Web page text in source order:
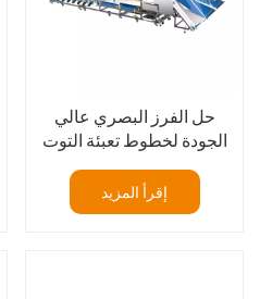
حل الفرز البصري عالي
الجودة لخطوط تعبئة التوت
إقرأ المزيد